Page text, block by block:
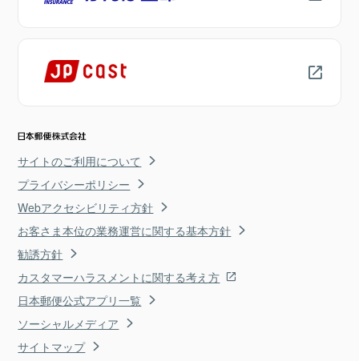
サイトのご利用について
プライバシーポリシー
Webアクセシビリティ方針
お客さま本位の業務運営に関する基本方針
勧誘方針
カスタマーハラスメントに関する考え方
日本郵便公式アプリ一覧
ソーシャルメディア
サイトマップ